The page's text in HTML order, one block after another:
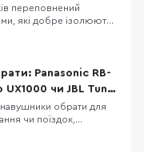
переповнений
які добре ізолюють
напіввідкритий
але з технологіями
Panasonic RB-
UX1000 чи JBL Tune
обрати для
чи поїздок,